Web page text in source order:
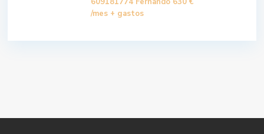
/mes + gastos